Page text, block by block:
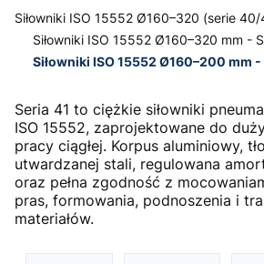
Siłowniki ISO 15552 Ø160–320 (serie 40/
Siłowniki ISO 15552 Ø160–320 mm -
Siłowniki ISO 15552 Ø160–200 mm -
Seria 41 to ciężkie siłowniki
ISO 15552, zaprojektowane do
pracy ciągłej. Korpus aluminiowy,
utwardzanej stali, regulowana
oraz pełna zgodność z
pras, formowania, podnoszenia i
materiałów.